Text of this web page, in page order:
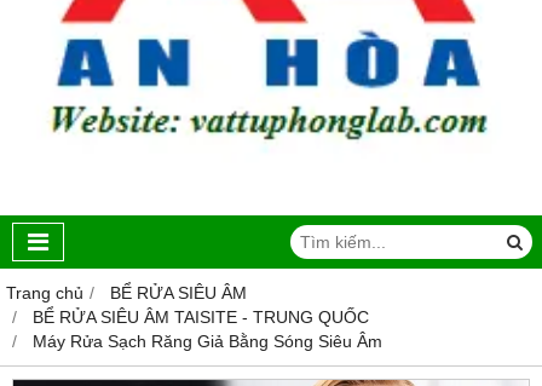
Trang chủ
BỂ RỬA SIÊU ÂM
BỂ RỬA SIÊU ÂM TAISITE - TRUNG QUỐC
Máy Rửa Sạch Răng Giả Bằng Sóng Siêu Âm